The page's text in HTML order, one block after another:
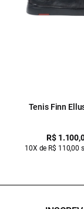
Tenis Finn
R$
10X de R$ 110,00